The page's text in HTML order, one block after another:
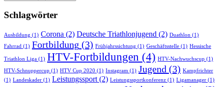
Schlagwörter
Ausbildung (1) Corona (2) Deutsche Triathlonjugend (2) Duathlon (1)
Fahrrad (1) Fortbildung (3) Frühjahrssichtung (1) Geschäftsstelle (1) Hessische
Triathlon Liga (1) HTV-Fortbildungen (4) HTV-Nachwuchscup (1)
HTV-Schnuppercup (1) HTV Cup 2020 (1) Instagram (1) Jugend (3) Kampfrichter
(1) Landeskader (1) Leistungssport(2) Leistungssportkonferenz (1) Ligamanager (1)